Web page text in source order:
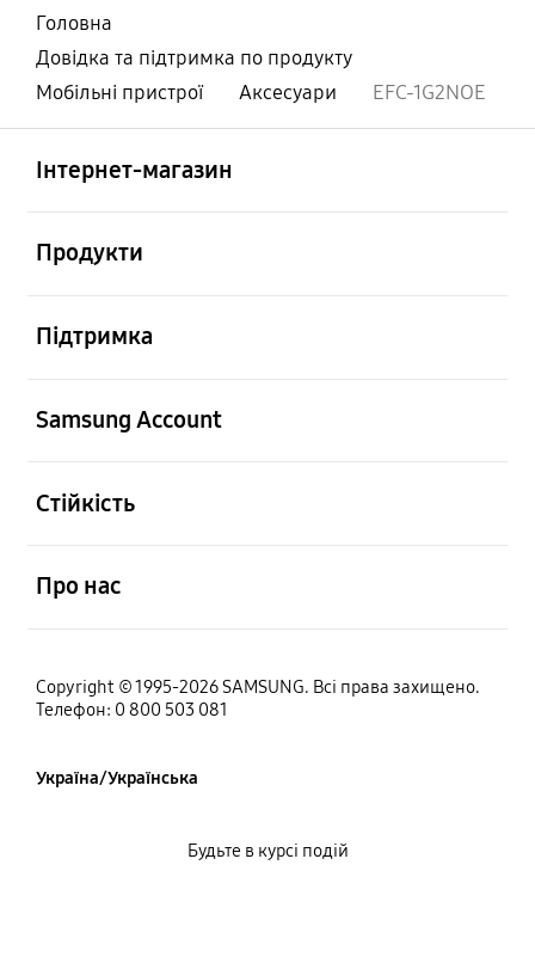
Головна
Довідка та підтримка по продукту
Мобільні пристрої
Аксесуари EFC-1G2NOE
Інтернет-магазин
Продукти
Підтримка
Samsung Account
Стійкість
Про нас
Copyright © 1995-2026 SAMSUNG. Всі права захищено.
Телефон: 0 800 503 081
Україна/Українська
Будьте в курсі подій